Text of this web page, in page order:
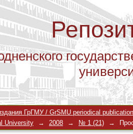
ГрГМУ / GrSMU periodical
University
→ 2008 → № 1 (21) →